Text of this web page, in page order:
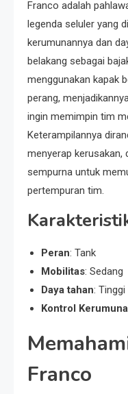
Franco adalah
legenda seluler yang
kerumunannya dan
belakang sebagai
menggunakan kapak
perang,
ingin memimpin tim
Keterampilannya
menyerap kerusakan,
sempurna untuk
pertempuran tim.
Peran: Tank
Mobilitas: Sedang
Daya tahan: Tinggi
Kontrol
Franco